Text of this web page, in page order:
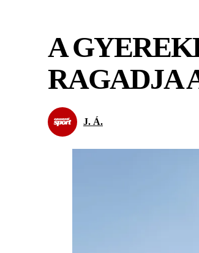
A
RAGADJA
J. Á.